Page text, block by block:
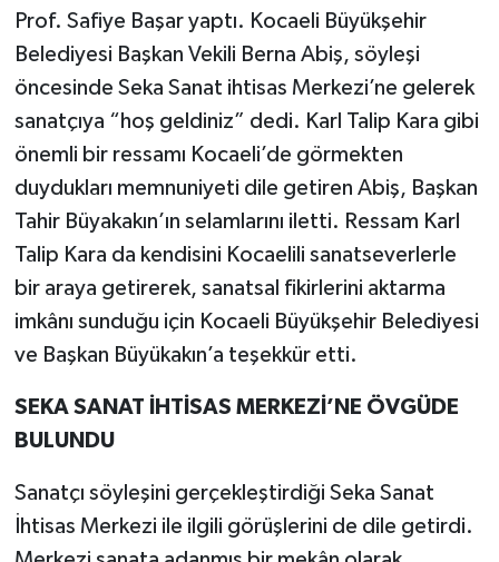
Prof. Safiye Başar yaptı. Kocaeli Büyükşehir
Belediyesi Başkan Vekili Berna Abiş, söyleşi
öncesinde Seka Sanat ihtisas Merkezi’ne gelerek
sanatçıya “hoş geldiniz” dedi. Karl Talip Kara gibi
önemli bir ressamı Kocaeli’de görmekten
duydukları memnuniyeti dile getiren Abiş, Başkan
Tahir Büyakakın’ın selamlarını iletti. Ressam Karl
Talip Kara da kendisini Kocaelili sanatseverlerle
bir araya getirerek, sanatsal fikirlerini aktarma
imkânı sunduğu için Kocaeli Büyükşehir Belediyesi
ve Başkan Büyükakın’a teşekkür etti.
SEKA SANAT İHTİSAS MERKEZİ’NE ÖVGÜDE
BULUNDU
Sanatçı söyleşini gerçekleştirdiği Seka Sanat
İhtisas Merkezi ile ilgili görüşlerini de dile getirdi.